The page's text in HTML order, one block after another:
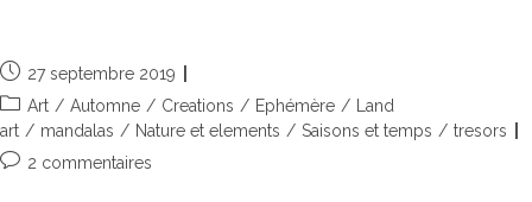
27 septembre 2019
Art / Automne / Creations / Ephémère /
Land
art / mandalas / Nature et elements / Saisons et temps / tresors
2 commentaires